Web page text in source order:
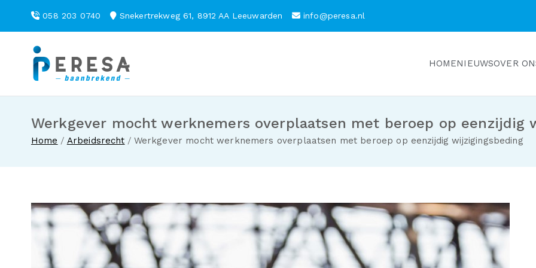
058 203 0740 Snekertrekweg 61, 8912 AA Leeuwarden info@peresa.nl
HOMENIEUWSOVER
Werkgever mocht werknemers overplaatsen met beroep op eenzijdig
Home Arbeidsrecht Werkgever mocht werknemers overplaatsen met beroep op eenzijdig wijzigingsbeding